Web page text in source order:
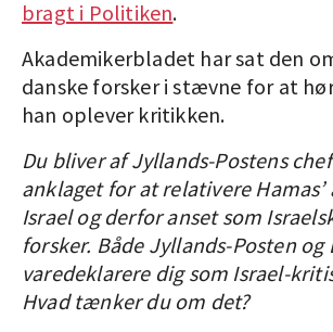
bragt i Politiken.
Akademikerbladet har sat den
danske forsker i stævne for at
han oplever kritikken.
Du bliver af Jyllands-Postens
anklaget for at relativere Hamas’
Israel og derfor anset som
forsker. Både Jyllands-Posten og
varedeklarere dig som Israel-
Hvad tænker du om det?